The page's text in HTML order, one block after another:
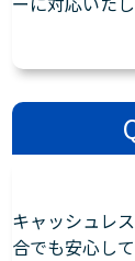
キャッシュレ
合でも安心し